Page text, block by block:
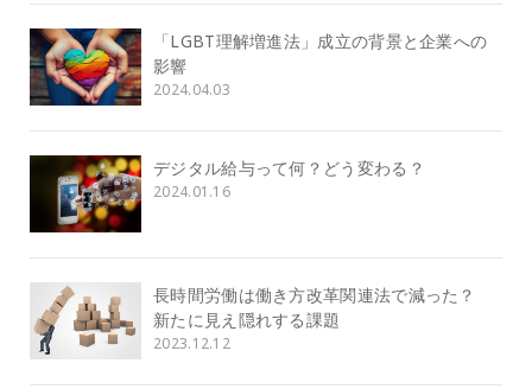
「LGBT理解増進法」成立の背景と企業への
影響
2024.04.03
デジタル給与って何？どう変わる？
2024.01.16
長時間労働は働き方改革関連法で減った？
新たに見え隠れする課題
2023.12.12